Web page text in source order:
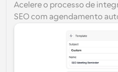
Acelere o processo de
SEO com agendamento